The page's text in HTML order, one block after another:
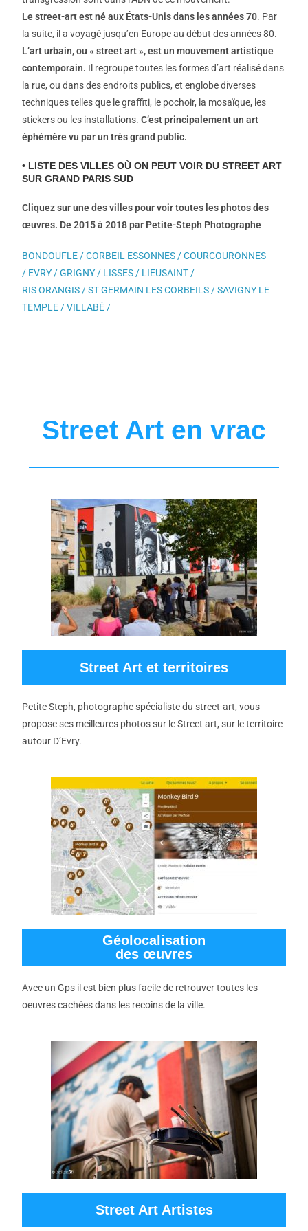
Le street-art est né aux États-Unis dans les années 70. Par
la suite, il a voyagé jusqu’en Europe au début des années 80.
L’art urbain, ou «street art», est un mouvement artistique
contemporain. Il regroupe toutes les formes d’art réalisé dans
la rue, ou dans des endroits publics, et englobe diverses
techniques telles que le graffiti, le pochoir, la mosaïque, les
stickers ou les installations. C’est principalement un art
éphémère vu par un très grand public.
• LISTE DES VILLES OÙ ON PEUT VOIR DU STREET ART
SUR GRAND PARIS SUD
Cliquez sur une des villes pour voir toutes les photos des
œuvres. De 2015 à 2018 par Petite-Steph Photographe
BONDOUFLE /CORBEIL ESSONNES /COURCOURONNES
/ EVRY /GRIGNY / LISSES / LIEUSAINT /
RIS ORANGIS /ST GERMAIN LES CORBEILS /SAVIGNY LE
TEMPLE /VILLABÉ /
Street Art en vrac
Street Art et territoires
Petite Steph, photographe spécialiste du street-art, vous
propose ses meilleures photos sur le Street art, sur le territoire
autour D’Evry.
Géolocalisation
des œuvres
Avec un Gps il est bien plus facile de retrouver toutes les
oeuvres cachées dans les recoins de la ville.
Street Art Artistes